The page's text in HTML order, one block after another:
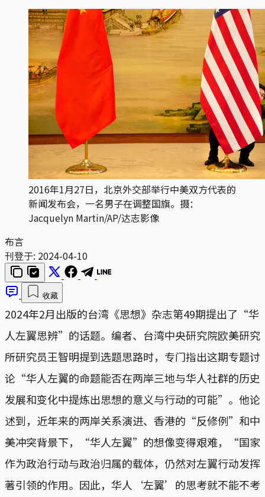
2016年1月27日，北京外交部举行中美双方代表的
新闻发布会，一名男子在调整国旗。摄：
Jacquelyn Martin/AP/达志影像
布言
刊登于: 2024-04-10
收藏
2024年2月出版的台湾《思想》杂志第49期提出了“华
人左翼思辨”的话题。编者、台湾中央研究院欧美研究
所研究员王智明提到选题思路时，专门指出这期专题讨
论“华⼈左翼的命题能否在两岸三地与华⼈社群的历史
发展和变化中提炼出思想的意义与⾏动的可能”。他论
述到，近年来的两岸关系演进、香港的“反修例”和中
美冲突背景下，“华人左翼”的想像变得艰难，“国家
作为政治⾏动与政治归属的载体，仍然对左翼⾏动发挥
著引领的作⽤。因此，华⼈‘左翼’的思考就不能不考